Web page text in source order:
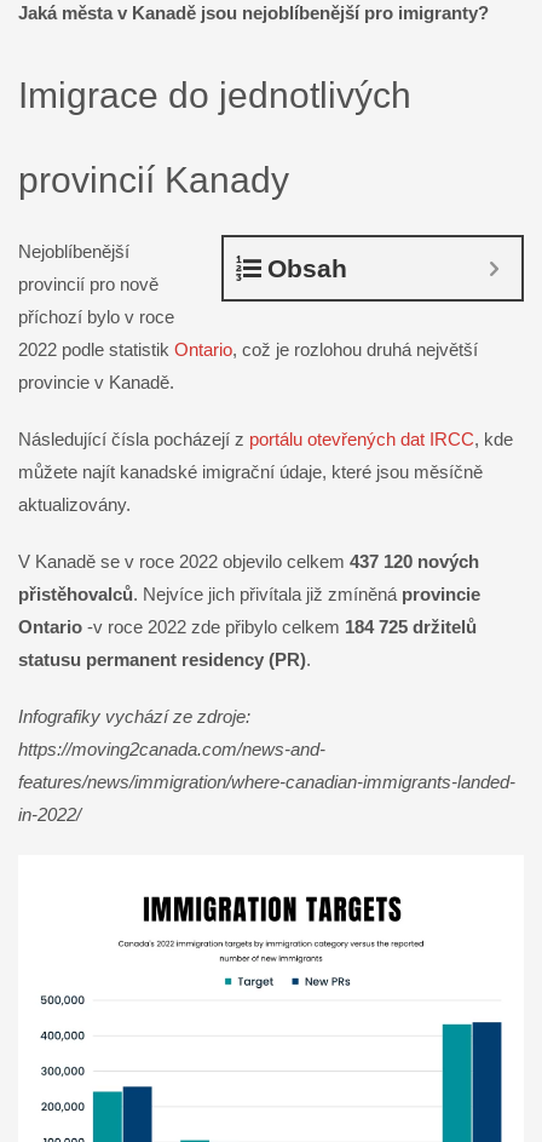
Jaká města v Kanadě jsou nejoblíbenější pro imigranty?
Imigrace do jednotlivých
provincií Kanady
Obsah
Nejoblíbenější
provincií pro nově
příchozí bylo v roce
2022 podle statistik Ontario, což je rozlohou druhá největší
provincie v Kanadě.
Následující čísla pocházejí z portálu otevřených dat IRCC, kde
můžete najít kanadské imigrační údaje, které jsou měsíčně
aktualizovány.
V Kanadě se v roce 2022 objevilo celkem 437 120 nových
přistěhovalců. Nejvíce jich přivítala již zmíněná provincie
Ontario -v roce 2022 zde přibylo celkem 184 725 držitelů
statusu permanent residency (PR).
Infografiky vychází ze zdroje:
https://moving2canada.com/news-and-
features/news/immigration/where-canadian-immigrants-landed-
in-2022/